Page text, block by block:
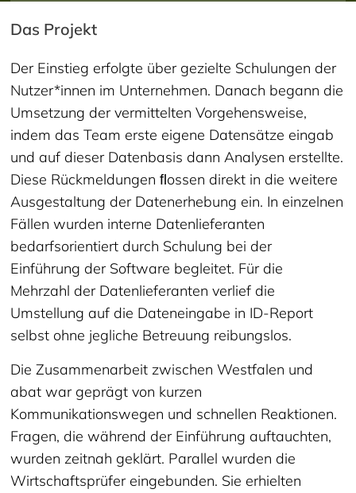
Das Projekt
Der Einstieg erfolgte über gezielte Schulungen der
Nutzer*innen im Unternehmen. Danach begann die
Umsetzung der vermittelten Vorgehensweise,
indem das Team erste eigene Datensätze eingab
und auf dieser Datenbasis dann Analysen erstellte.
Diese Rückmeldungen ﬂossen direkt in die weitere
Ausgestaltung der Datenerhebung ein. In einzelnen
Fällen wurden interne Datenlieferanten
bedarfsorientiert durch Schulung bei der
Einführung der Software begleitet. Für die
Mehrzahl der Datenlieferanten verlief die
Umstellung auf die Dateneingabe in ID-Report
selbst ohne jegliche Betreuung reibungslos.
Die Zusammenarbeit zwischen Westfalen und
abat war geprägt von kurzen
Kommunikationswegen und schnellen Reaktionen.
Fragen, die während der Einführung auftauchten,
wurden zeitnah geklärt. Parallel wurden die
Wirtschaftsprüfer eingebunden. Sie erhielten